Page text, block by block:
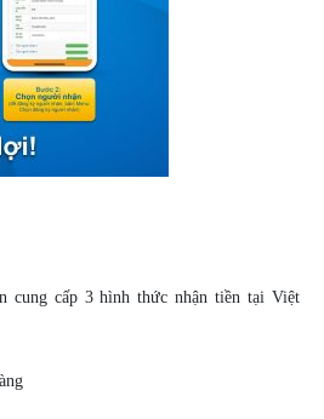
cung cấp 3 hình thức nhận tiền tại Việt